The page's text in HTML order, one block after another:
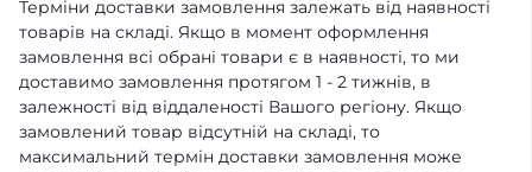
Терміни доставки замовлення залежать від наявності
товарів на складі. Якщо в момент оформлення
замовлення всі обрані товари є в наявності, то ми
доставимо замовлення протягом 1 - 2 тижнів, в
залежності від віддаленості Вашого регіону. Якщо
замовлений товар відсутній на складі, то
максимальний термін доставки замовлення може